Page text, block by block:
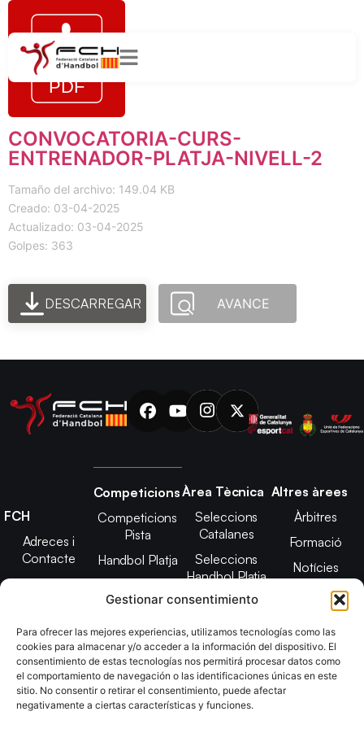
Gestionar consentimiento
Para ofrecer las mejores experiencias, utilizamos tecnologías como las
cookies para almacenar y/o acceder a la información del dispositivo. El
consentimiento de estas tecnologías nos permitirá procesar datos como
el comportamiento de navegación o las identificaciones únicas en este
sitio. No consentir o retirar el consentimiento, puede afectar
negativamente a ciertas características y funciones.
CONVOCATORIA-CURS-
ENTRENADOR-PLATJA-NIVELL-2
Tamaño del archivo: 149.04 KB
Creado: 03-04-2025
Actualizado: 03-04-2025
Golpes: 363
DESCARREGAR AVANCE
FCH
Adreces i
Contacte
Junta Directiva
2025
Estatuts
Transparència
Imatge
Competicions
Competicions
Pista
Handbol Platja
Àrea Tècnica
Seleccions
Catalanes
Seleccions
Handbol Platja
Tecnificació
CATH
Promoció
Altres àrees
Àrbitres
Formació
Notícies
Adreces de
contacte